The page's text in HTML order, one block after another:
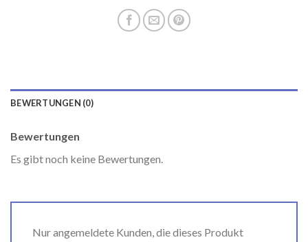
BEWERTUNGEN (0)
Bewertungen
Es gibt noch keine Bewertungen.
Nur angemeldete Kunden, die dieses Produkt